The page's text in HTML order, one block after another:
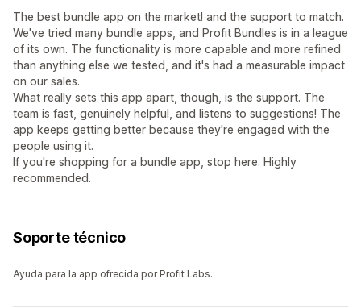
The best bundle app on the market! and the support to match.
We've tried many bundle apps, and Profit Bundles is in a league
of its own. The functionality is more capable and more refined
than anything else we tested, and it's had a measurable impact
on our sales.
What really sets this app apart, though, is the support. The
team is fast, genuinely helpful, and listens to suggestions! The
app keeps getting better because they're engaged with the
people using it.
If you're shopping for a bundle app, stop here. Highly
recommended.
Soporte técnico
Ayuda para la app ofrecida por Profit Labs.